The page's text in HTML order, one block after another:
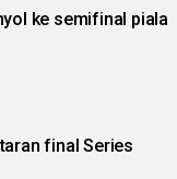
ke semifinal piala
final Series